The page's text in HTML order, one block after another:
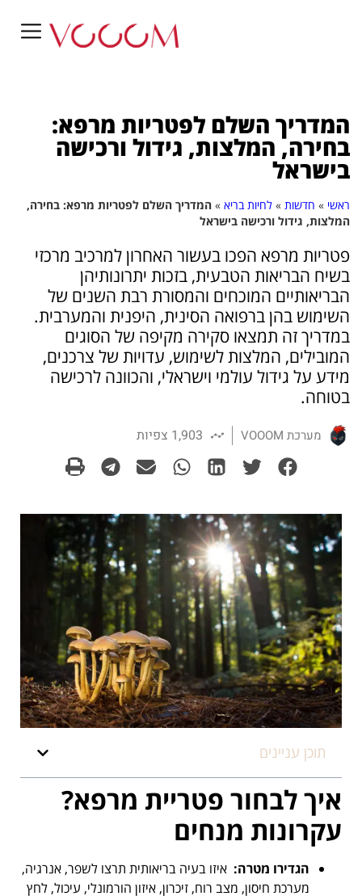
המדריך השלם לפטריות מרפא:
בחירה, המלצות, גידול ורכישה
בישראל
ראשי » חדשות » לחיות בריא » המדריך השלם לפטריות מרפא: בחירה,
המלצות, גידול ורכישה בישראל
פטריות מרפא הפכו בעשור האחרון למרכיב מרכזי
בשיח הבריאות הטבעית, בזכות יתרונותיהן
הבריאותיים המוכחים והמסורת רבת השנים של
השימוש בהן ברפואה הסינית, היפנית והמערבית.
במדריך זה תמצאו סקירה מקיפה של הסוגים
המובילים, המלצות לשימוש, עדויות של צרכנים,
מידע על גידול עולמי וישראלי, והכוונה לרכישה
בטוחה.
מערכת VOOOM 1,903 צפיות
תוכן עניינים
איך לבחור פטריית מרפא?
עקרונות מנחים
הגדירו מטרה: איזו בעיה בריאותית תרצו לשפר, אנרגיה,
מערכת חיסון, מצב רוח, זיכרון, איזון הורמונלי, עיכול, לחץ